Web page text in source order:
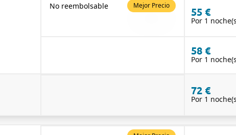
No reembolsable Mejor Precio
55 €
Por 1
58 €
Por 1
72 €
Por 1